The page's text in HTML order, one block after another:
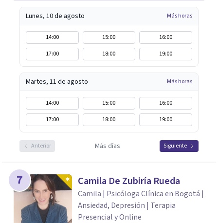
Lunes, 10 de agosto Más horas
14:00 15:00
16:00
17:00
18:00 19:00
Martes, 11 de agosto Más horas
14:00 15:00
16:00
17:00
18:00 19:00
Anterior Más días Siguiente
7 Camila De Zubiría Rueda
Camila | Psicóloga Clínica en Bogotá |
Ansiedad, Depresión | Terapia
Presencial y Online